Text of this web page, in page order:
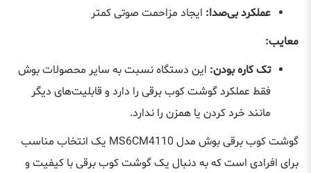
عملکرد بی‌صدا: ایجاد مزاحمت صوتی کمتر
معایب:
تک کاره بودن: این دستگاه نسبت به سایر محصولات بوش
فقط عملکرد گوشت کوب برقی را دارد و قابلیت‌های دیگر
مانند خرد کردن یا همزن را ندارد.
گوشت کوب برقی بوش مدل MS6CM4110 یک انتخاب مناسب
برای افرادی است که به دنبال یک گوشت کوب برقی با کیفیت و